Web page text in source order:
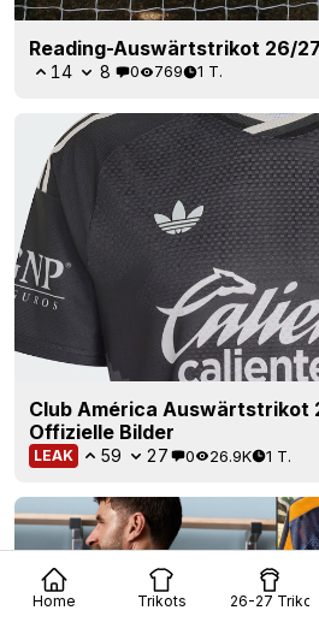
Home Trikots 26-27 Trikots
Reading-Auswärtstrikot 26/
14 8 0 769 1 T.
Club América Auswärtstrikot
Offizielle Bilder
LEAK 59 27 0 26.9K 1 T.